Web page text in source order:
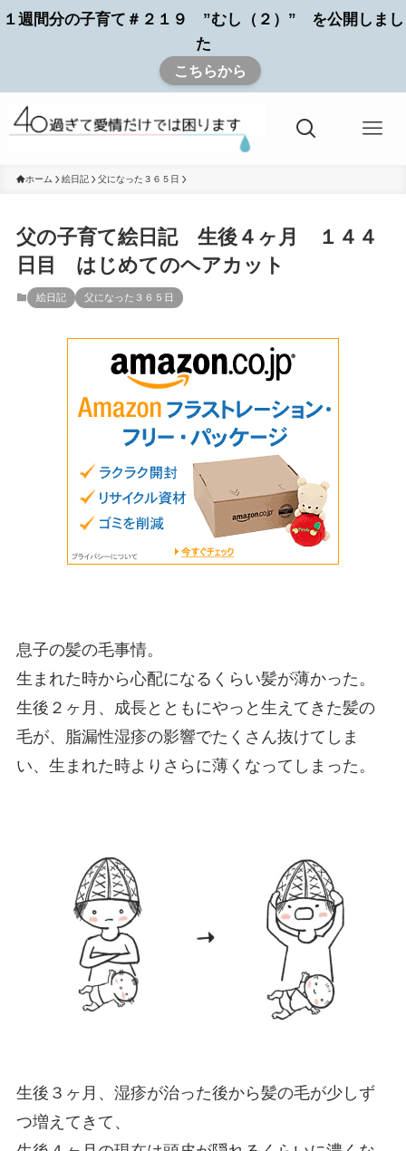
１週間分の子育て＃２１９ ”むし（２）” を公開しまし
た
こちらから
ホーム 絵日記 父になった３６５日
父の子育て絵日記 生後４ヶ月 １４４
日目 はじめてのヘアカット
絵日記 父になった３６５日
息子の髪の毛事情。
生まれた時から心配になるくらい髪が薄かった。
生後２ヶ月、成長とともにやっと生えてきた髪の
毛が、脂漏性湿疹の影響でたくさん抜けてしま
い、生まれた時よりさらに薄くなってしまった。
生後３ヶ月、湿疹が治った後から髪の毛が少しず
つ増えてきて、